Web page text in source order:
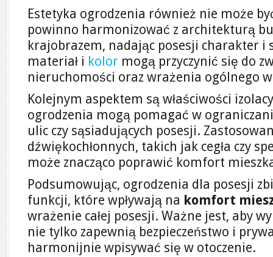
Estetyka ogrodzenia również nie może
powinno harmonizować z architekturą
krajobrazem, nadając posesji charakter i
materiał i kolor mogą przyczynić się do
nieruchomości oraz wrażenia ogólnego
Kolejnym aspektem są właściwości
ogrodzenia mogą pomagać w
ulic czy sąsiadujących posesji.
dźwiękochłonnych, takich jak cegła czy
może znacząco poprawić komfort
Podsumowując, ogrodzenia dla posesji
funkcji, które wpływają na komfort
wrażenie całej posesji. Ważne jest, aby
nie tylko zapewnią bezpieczeństwo i
harmonijnie wpisywać się w otoczenie.